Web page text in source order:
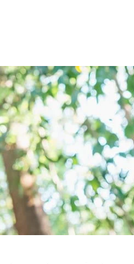
kiselinu.